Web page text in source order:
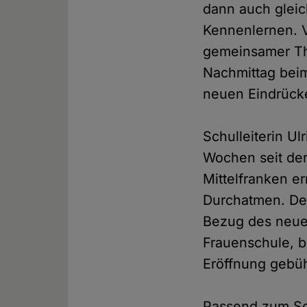
dann auch
Kennenlernen.
gemeinsamer
Nachmittag
neuen
Schulleiterin
Wochen seit
Mittelfranken
Durchatmen.
Bezug des
Frauenschule,
Eröffnung